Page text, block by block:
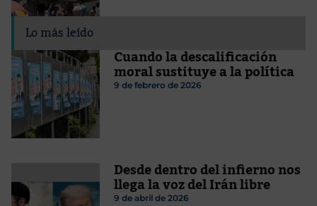
Lo más leído
Cuando la descalificación
moral sustituye a la política
9 de febrero de 2026
Desde dentro del infierno nos
llega la voz del Irán libre
9 de abril de 2026